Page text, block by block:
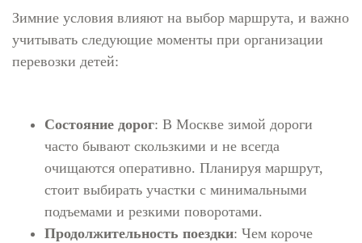
Зимние условия влияют на выбор маршрута, и важно
учитывать следующие моменты при организации
перевозки детей:
Состояние дорог: В Москве зимой дороги
часто бывают скользкими и не всегда
очищаются оперативно. Планируя маршрут,
стоит выбирать участки с минимальными
подъемами и резкими поворотами.
Продолжительность поездки: Чем короче